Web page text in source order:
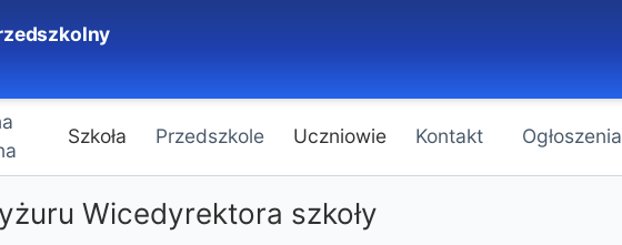
Szkoła Przedszkole Uczniowie Kontakt Ogłoszenia
Wicedyrektora szkoły